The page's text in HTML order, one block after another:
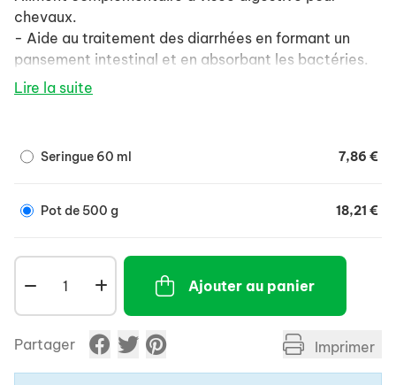
chevaux.
- Aide au traitement des diarrhées en formant un
pansement intestinal et en absorbant les bactéries.
- Favorise le développement d'une flore digestive
Lire la suite
Seringue 60 ml 7,86 €
Pot de 500 g 18,21 €
Ajouter au panier
Partager Imprimer